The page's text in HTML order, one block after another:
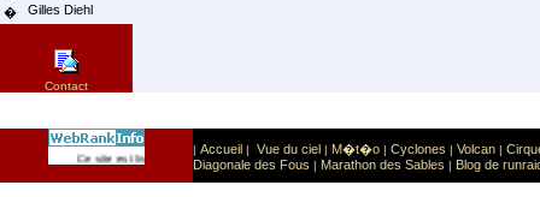
�
Gilles Diehl
Contact
Ce site est list� dans la cat�gorie Sport: Sports extr�mes
| Accueil | Vue du ciel | M�t�o | Cyclones | Volcan |
Diagonale des Fous | Marathon des Sables | Blog de